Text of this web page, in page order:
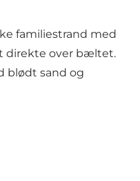
familiestrand med
direkte over bæltet.
blødt sand og